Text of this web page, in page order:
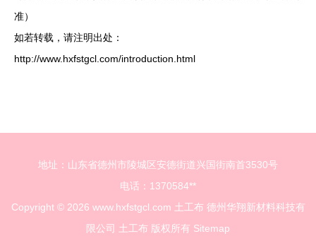
准）
如若转载，请注明出处：
http://www.hxfstgcl.com/introduction.html
地址：山东省德州市陵城区安德街道兴国街南首3530号
电话：1370584**
Copyright © 2026 www.hxfstgcl.com 土工布 德州华翔新材料科技有
限公司 土工布 版权所有 Sitemap